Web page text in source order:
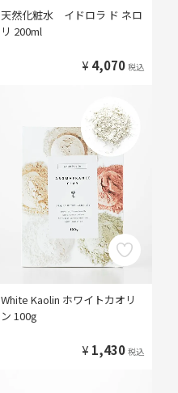
天然化粧水 イドロラ ド ネロ
リ 200ml
¥ 4,070 税込
White Kaolin ホワイトカオリ
ン 100g
¥ 1,430 税込